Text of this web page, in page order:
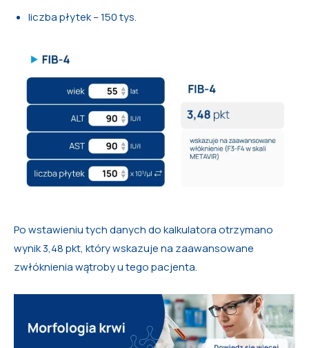
liczba płytek – 150 tys.
Po wstawieniu tych danych do kalkulatora otrzymano
wynik 3,48 pkt, który wskazuje na zaawansowane
zwłóknienia wątroby u tego pacjenta.